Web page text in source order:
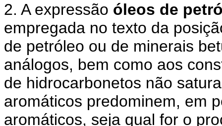
2. A expressão óleos de
empregada no texto da
de petróleo ou de minerais
análogos, bem como aos
de hidrocarbonetos não
aromáticos predominem, em
aromáticos, seja qual for o